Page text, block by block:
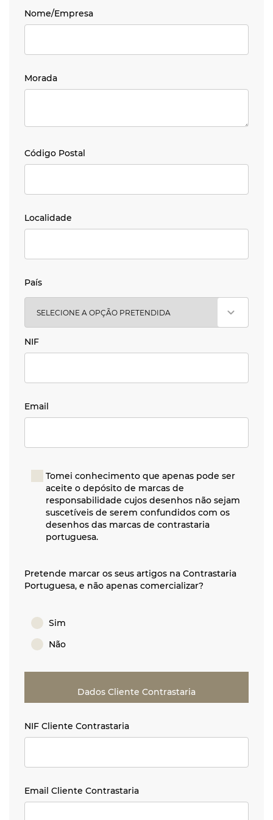
Nome/Empresa
Nome/Empresa
Morada
Morada
Código Postal
Código Postal
Localidade
Localidade
País
País
NIF
Email
Email
Tomei conhecimento que apenas pode ser
aceite o depósito de marcas de
responsabilidade cujos desenhos não sejam
suscetíveis de serem confundidos com os
desenhos das marcas de contrastaria
portuguesa.
Pretende marcar os seus artigos na Contrastaria
Portuguesa, e não apenas comercializar?
Sim
Não
Dados Cliente Contrastaria
NIF Cliente Contrastaria
NIF Cliente Contrastaria
Email Cliente Contrastaria
Email Cliente Contrastaria